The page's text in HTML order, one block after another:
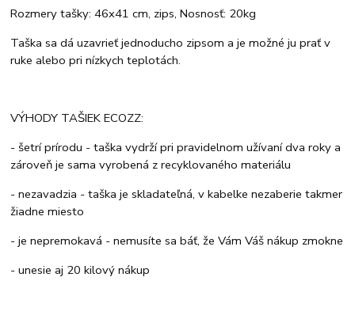
Rozmery tašky: 46x41 cm, zips, Nosnosť: 20kg
Taška sa dá uzavrieť jednoducho zipsom a je možné ju prať v
ruke alebo pri nízkych teplotách.
VÝHODY TAŠIEK ECOZZ:
- šetrí prírodu - taška vydrží pri pravidelnom užívaní dva roky a
zároveň je sama vyrobená z recyklovaného materiálu
- nezavadzia - taška je skladateľná, v kabelke nezaberie takmer
žiadne miesto
- je nepremokavá - nemusíte sa báť, že Vám Váš nákup zmokne
- unesie aj 20 kilový nákup